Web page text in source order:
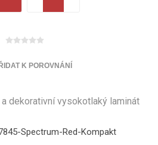
K POROVNÁNÍ
dekorativní vysokotlaký laminát
Spectrum-Red-Kompakt